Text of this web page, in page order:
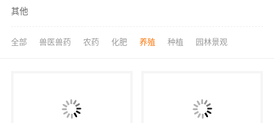
其他
全部 兽医兽药 农药 化肥 养殖 种植 园林景观